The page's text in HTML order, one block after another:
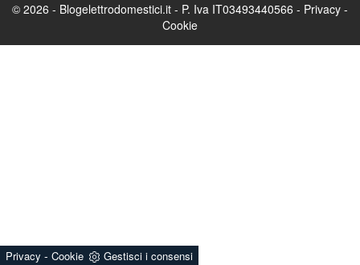
© 2026 - Blogelettrodomestici.it - P. Iva IT03493440566 - Privacy -
Cookie
Privacy - Cookie Gestisci i consensi